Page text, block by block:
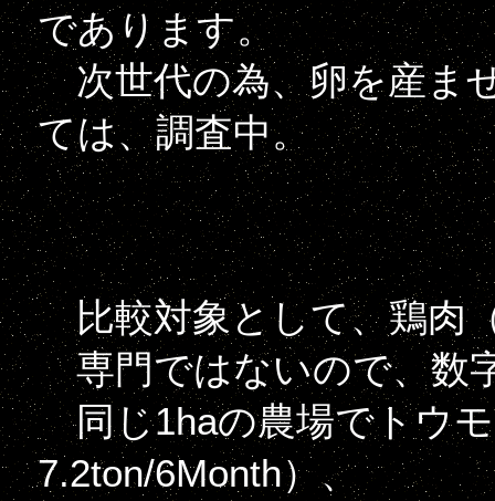
であります。
次世代の為、卵を産ま
ては、調査中。
比較対象として、鶏肉
専門ではないので、数
同じ1haの農場でトウモ
7.2ton/6Month）、